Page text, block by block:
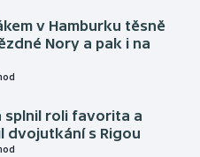
v Hamburku těsně
Nory a pak i na
splnil roli favorita a
dvojutkání s Rigou